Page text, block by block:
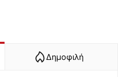
Δημοφιλή